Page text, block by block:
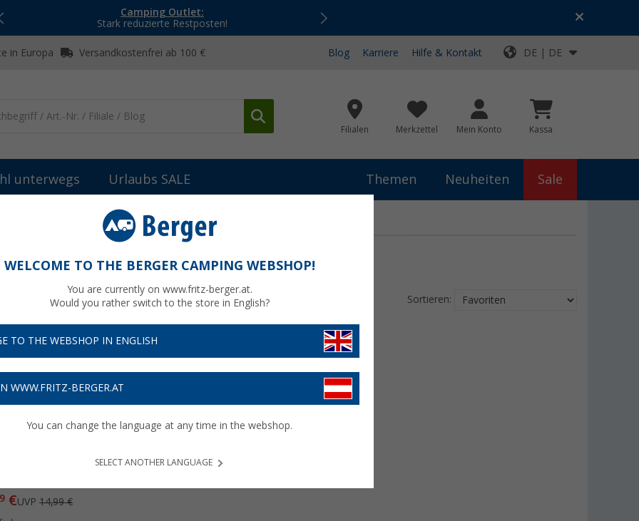
Camping Outlet:
Stark reduzierte Restposten!
Top-Deals für dein Abenteuer!
in Europa Versandkostenfrei ab 100 € Blog Karriere Hilfe & Kontakt DE | DE
Filialen Merkzettel Mein Konto Kassa
unterwegs Urlaubs SALE Themen Neuheiten Sale
Sortieren:
€UVP14,99 €
WELCOME TO THE BERGER CAMPING WEBSHOP!
You are currently on www.fritz-berger.at.
Would you rather switch to the store in English?
TO THE WEBSHOP IN ENGLISH
WWW.FRITZ-BERGER.AT
You can change the language at any time in the webshop.
SELECT ANOTHER LANGUAGE